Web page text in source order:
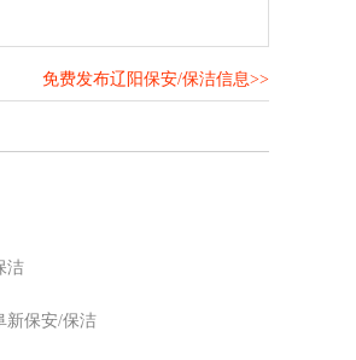
免费发布辽阳保安/保洁信息>>
洁
新保安/保洁